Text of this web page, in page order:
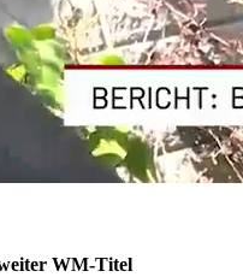
WM-Titel